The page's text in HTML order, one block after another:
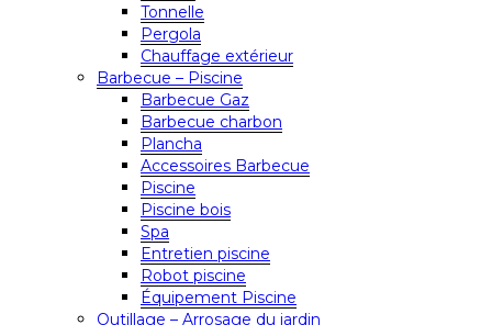
Tonnelle
Pergola
Chauffage extérieur
Barbecue – Piscine
Barbecue Gaz
Barbecue charbon
Plancha
Accessoires Barbecue
Piscine
Piscine bois
Spa
Entretien piscine
Robot piscine
Équipement Piscine
Outillage – Arrosage du jardin